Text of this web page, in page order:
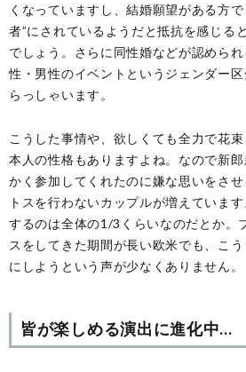
くなっていますし、結婚願望がある方
者”にされているようだと抵抗を感じる
でしょう。さらに同性婚などが認めら
性・男性のイベントというジェンダー
らっしゃいます。
こうした事情や、欲しくても全力で花
本人の性格もありますよね。なので新
かく参加してくれたのに嫌な思いをさ
トスを行わないカップルが増えていま
するのは全体の1/3くらいなのだとか。
スをしてきた期間が長い欧米でも、こ
にしようという声が少なくありません。
皆が楽しめる演出に進化中…